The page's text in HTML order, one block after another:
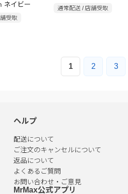
ネイビー
受取
通常配送 / 店舗受取
1 2 3
ヘルプ
配送について
ご注文のキャンセルについて
返品について
よくあるご質問
お問い合わせ・ご意見
MrMax公式アプリ